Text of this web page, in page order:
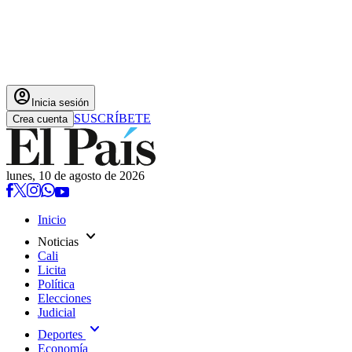
account_circle Inicia sesión
Crea cuenta SUSCRÍBETE
lunes, 10 de agosto de 2026
Inicio
Noticias expand_more
Cali
Licita
Política
Elecciones
Judicial
Deportes expand_more
Economía